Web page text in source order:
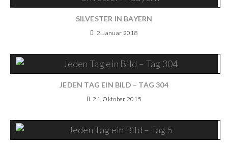
SILVESTER IN BAYERN
2. Januar 2018
JEDEN TAG EIN BILD – TAG 304
21. Oktober 2015